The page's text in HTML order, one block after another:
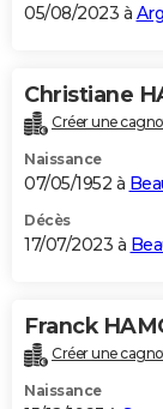
05/08/2023 à
Christiane
Créer une
Naissance
07/05/1952 à
Décès
17/07/2023 à
Franck
Créer une
Naissance